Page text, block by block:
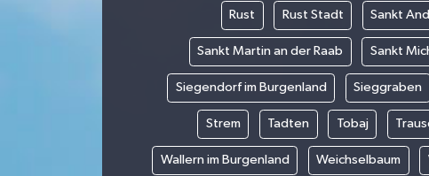
Rust Rust Stadt Sankt
Sankt Martin an der Raab Sankt
Siegendorf im Burgenland Sieggraben
Strem Tadten Tobaj
Wallern im Burgenland Weichselbaum